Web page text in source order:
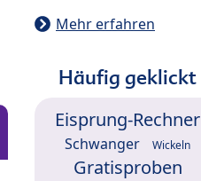
Mehr erfahren
Häufig geklickt
Eisprung-Rechner
Schwanger Wickeln
Gratisproben